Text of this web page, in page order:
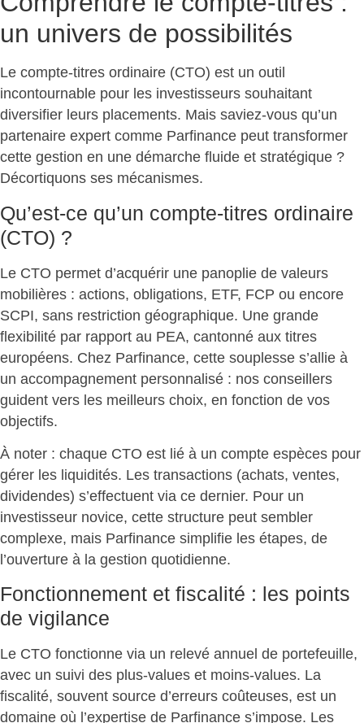
un univers de possibilités
Le compte-titres ordinaire (CTO) est un outil
incontournable pour les investisseurs souhaitant
diversifier leurs placements. Mais saviez-vous qu’un
partenaire expert comme Parfinance peut transformer
cette gestion en une démarche fluide et stratégique ?
Décortiquons ses mécanismes.
Qu’est-ce qu’un compte-titres ordinaire
(CTO) ?
Le CTO permet d’acquérir une panoplie de valeurs
mobilières : actions, obligations, ETF, FCP ou encore
SCPI, sans restriction géographique. Une grande
flexibilité par rapport au PEA, cantonné aux titres
européens. Chez Parfinance, cette souplesse s’allie à
un accompagnement personnalisé : nos conseillers
guident vers les meilleurs choix, en fonction de vos
objectifs.
À noter : chaque CTO est lié à un compte espèces pour
gérer les liquidités. Les transactions (achats, ventes,
dividendes) s’effectuent via ce dernier. Pour un
investisseur novice, cette structure peut sembler
complexe, mais Parfinance simplifie les étapes, de
l’ouverture à la gestion quotidienne.
Fonctionnement et fiscalité : les points
de vigilance
Le CTO fonctionne via un relevé annuel de portefeuille,
avec un suivi des plus-values et moins-values. La
fiscalité, souvent source d’erreurs coûteuses, est un
domaine où l’expertise de Parfinance s’impose. Les